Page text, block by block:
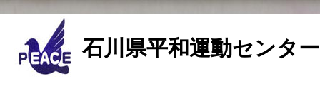
石川県平和運動センタ